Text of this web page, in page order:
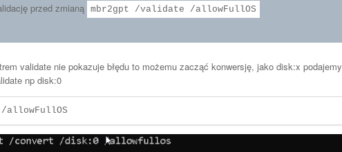
przed zmianą mbr2gpt /validate /allowFullOS
validate nie pokazuje błędu to możemu zacząć konwersję, jako disk:x podajemy
np disk:0